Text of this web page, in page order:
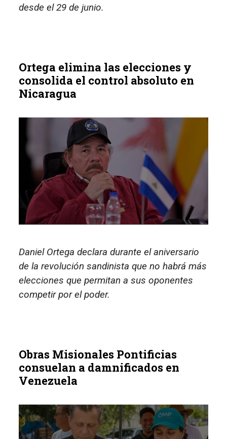
desde el 29 de junio.
Ortega elimina las elecciones y
consolida el control absoluto en
Nicaragua
Daniel Ortega declara durante el aniversario
de la revolución sandinista que no habrá más
elecciones que permitan a sus oponentes
competir por el poder.
Obras Misionales Pontificias
consuelan a damnificados en
Venezuela